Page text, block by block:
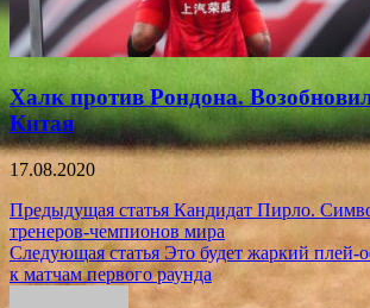
Халк против Рондона.
Китая
17.08.2020
Навигация
по
записям
Предыдущая статья Кандидат Пирло.
тренеров-чемпионов мира
Следующая статья Это будет жаркий
к матчам первого раунда